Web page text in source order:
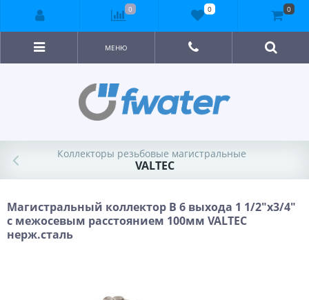
МЕНЮ
Коллекторы резьбовые магистральные
VALTEC
Магистральный коллектор В 6 выхода 1 1/2"х3/4"
с межосевым расстоянием 100мм VALTEC
нерж.сталь
0 0 0